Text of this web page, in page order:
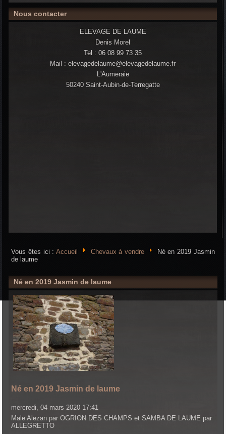
Nous contacter
ELEVAGE DE LAUME
Denis Morel
Tel : 06 08 99 73 35
Mail : elevagedelaume@elevagedelaume.fr
L'Aumeraie
50240 Saint-Aubin-de-Terregatte
Vous êtes ici : Accueil Chevaux à vendre
Né en 2019 Jasmin
de laume
Né en 2019 Jasmin de laume
Né en 2019 Jasmin de laume
mercredi, 04 mars 2020 17:41
Male Alezan par OGRION DES CHAMPS et SAMBA DE LAUME par
ALLEGRETTO